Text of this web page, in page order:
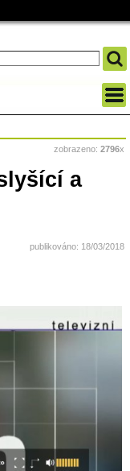
zobrazeno: 2796x
a
publikováno: 18/03/2018